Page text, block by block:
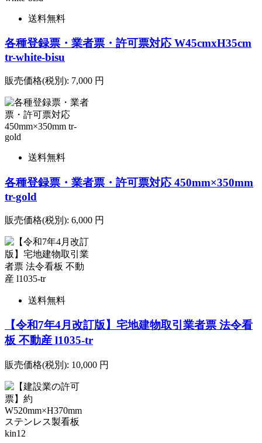
送料無料
各種登録票・業者票・許可票対応 W45cmxH35cm
tr-white-bisu
販売価格(税別): 7,000 円
送料無料
各種登録票・業者票・許可票対応 450mm×350mm
tr-gold
販売価格(税別): 6,000 円
送料無料
【令和7年4月改訂版】宅地建物取引業者票 法令看
板 不動産 l1035-tr
販売価格(税別): 10,000 円